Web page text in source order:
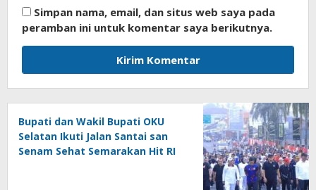
Simpan nama, email, dan situs web saya pada
peramban ini untuk komentar saya berikutnya.
Bupati dan Wakil Bupati OKU
Selatan Ikuti Jalan Santai san
Senam Sehat Semarakan Hit RI